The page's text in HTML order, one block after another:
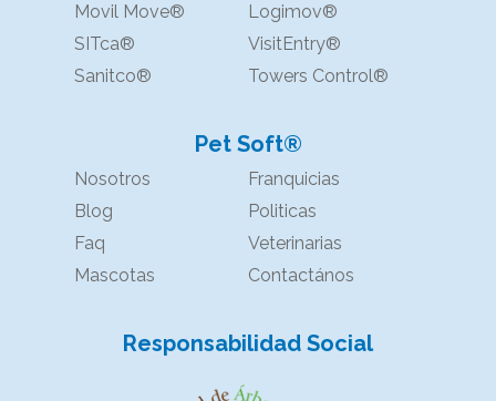
Movil Move®
Logimov®
SITca®
VisitEntry®
Sanitco®
Towers Control®
Pet Soft®
Nosotros
Franquicias
Blog
Politicas
Faq
Veterinarias
Mascotas
Contactános
Responsabilidad Social